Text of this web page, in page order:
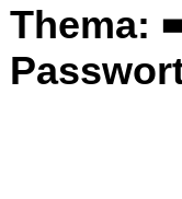
Menüpunkte
Startseite
Gesellschaft
Thema: